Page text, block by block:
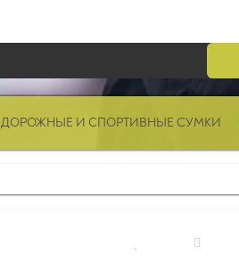
ДОРОЖНЫЕ И СПОРТИВНЫЕ СУМКИ